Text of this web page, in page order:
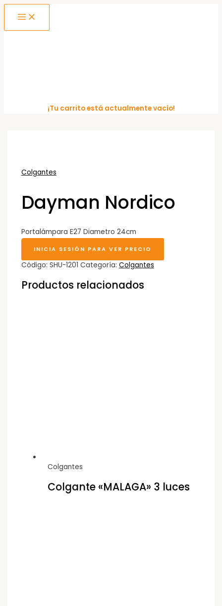
Ir
MENU
¡Tu carrito está actualmente vacío!
Colgantes
Dayman Nordico
Portalámpara E27 Diametro 24cm
INICIA SESIÓN PARA VER PRECIO
Código: SHU-1201 Categoría: Colgantes
Productos relacionados
Colgantes
Colgante «MALAGA» 3 luces